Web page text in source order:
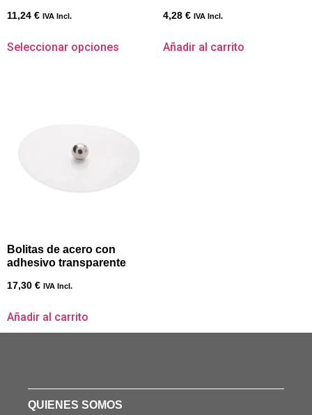
11,24 € IVA Incl.
Seleccionar opciones
4,28 € IVA Incl.
Añadir al carrito
Bolitas de acero con
adhesivo transparente
17,30 € IVA Incl.
Añadir al carrito
QUIENES SOMOS